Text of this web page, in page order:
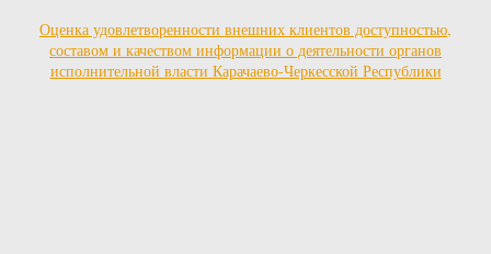
Оценка удовлетворенности внешних клиентов доступностью,
составом и качеством информации о деятельности органов
исполнительной власти Карачаево-Черкесской Республики